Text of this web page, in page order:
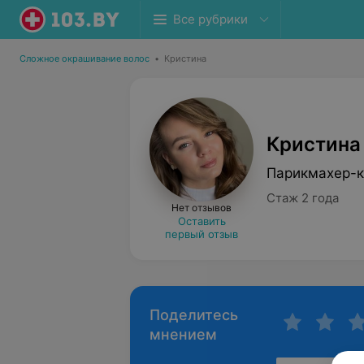
Все рубрики
Сложное окрашивание волос • Кристина
Нет отзывов
Оставить
первый отзыв
Кристина
Парикмахер-
Стаж 2 года
Поделитесь
мнением